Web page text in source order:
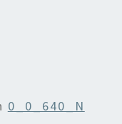
0_0_640_N